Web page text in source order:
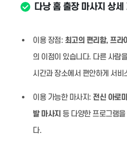
다낭 홈 출장 마사지 상세
이용 장점: 최고의 편리함, 프라
의 이점이 있습니다. 다른 사람
시간과 장소에서 편안하게 서비
이용 가능한 마사지: 전신 아로
발 마사지 등 다양한 프로그램
다.